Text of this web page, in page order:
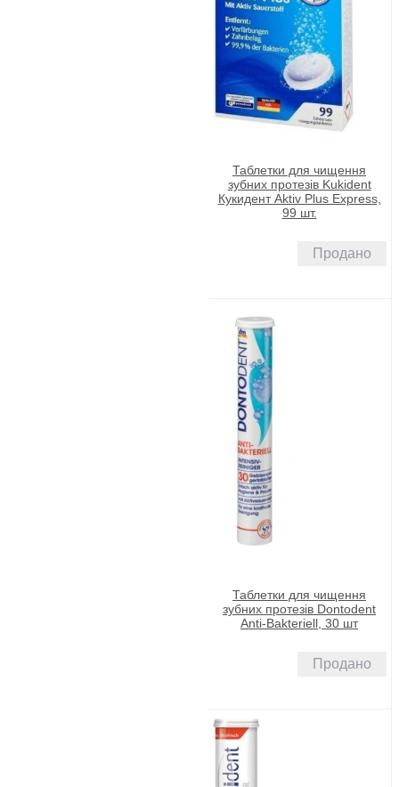
Таблетки для чищення
зубних протезів Kukident
Кукидент Aktiv Plus Express,
99 шт.
Продано
Таблетки для чищення
зубних протезів Dontodent
Anti-Bakteriell, 30 шт
Продано